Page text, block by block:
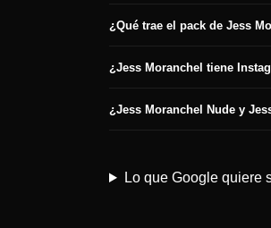
¿Qué trae el pack de Jess
¿Jess Moranchel tiene
¿Jess Moranchel Nude y
Lo que Google quiere